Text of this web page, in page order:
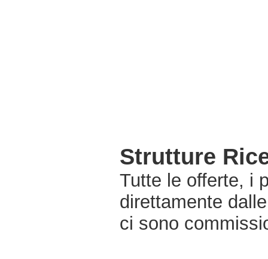
Strutture
Tutte le offerte, i
direttamente
ci sono